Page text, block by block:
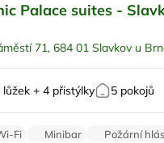
Palace suites -
71, 684 01 Slavkov u
lůžek + 4 přistýlky 5 pokojů
Fi Minibar
Požární